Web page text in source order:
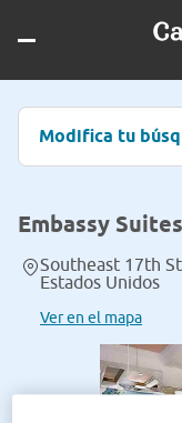
Modifica tu
Embassy
Southeast 17th
Estados Unidos
Ver en el mapa